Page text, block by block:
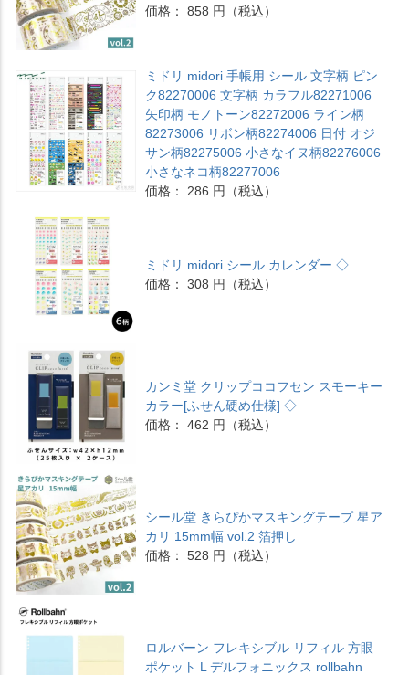
価格： 858 円（税込）
ミドリ midori 手帳用 シール 文字柄 ピン
ク82270006 文字柄 カラフル82271006
矢印柄 モノトーン82272006 ライン柄
82273006 リボン柄82274006 日付 オジ
サン柄82275006 小さなイヌ柄82276006
小さなネコ柄82277006
価格： 286 円（税込）
ミドリ midori シール カレンダー ◇
価格： 308 円（税込）
カンミ堂 クリップココフセン スモーキー
カラー[ふせん硬め仕様] ◇
価格： 462 円（税込）
シール堂 きらぴかマスキングテープ 星ア
カリ 15mm幅 vol.2 箔押し
価格： 528 円（税込）
ロルバーン フレキシブル リフィル 方眼
ポケット L デルフォニックス rollbahn